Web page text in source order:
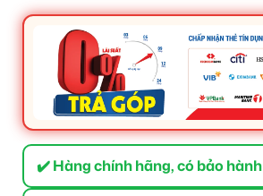
✔️ Hàng chính hãng, có bảo hành